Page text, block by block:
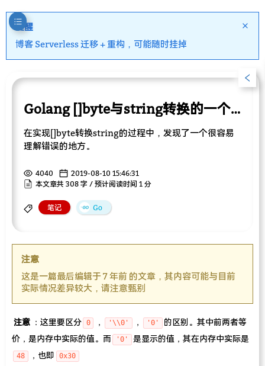
提醒
博客 Serverless 迁移 + 重构，可能随时挂掉
Golang []byte与string转换的一个误区
在实现[]byte转换string的过程中，发现了一个很容易
理解错误的地方。
4040
2019-08-10 15:46:31
本文章共 308 字 / 预计阅读时间 1 分
笔记 Go
注意
这是一篇最后编辑于 7 年前 的文章，其内容可能与目前
实际情况差异较大，请注意甄别
注意 ：这里要区分 0 ， '\\0' ， '0'
的区别。其中前两者等
价，是内存中实际的值。而
'0' 是显示的值，其在内存中实际是
48 ，也即 0x30